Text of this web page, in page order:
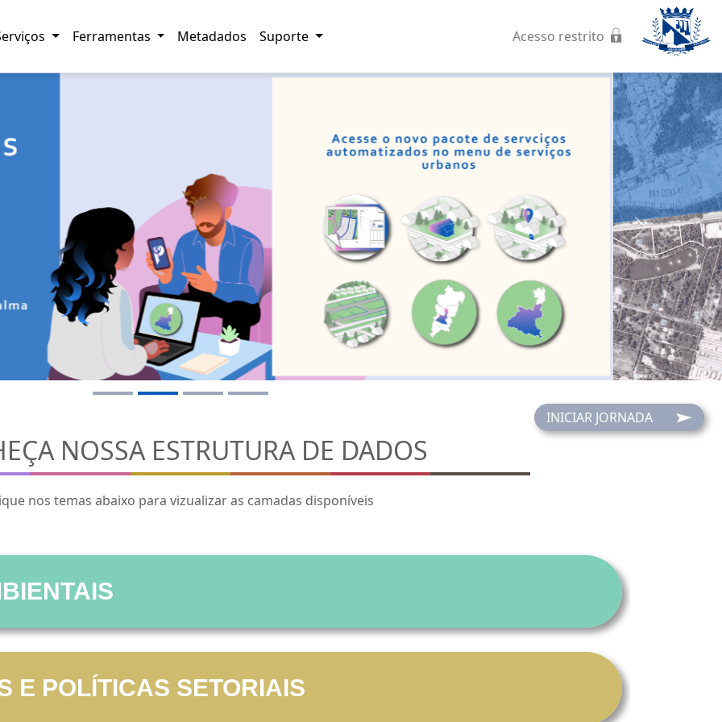
Ferramentas Metadados Suporte Acesso restrito
Next
INICIAR JORNADA
NOSSA ESTRUTURA DE DADOS
nos temas abaixo para vizualizar as camadas disponíveis
Curvas de nível (2004)
E POLÍTICAS SETORIAIS